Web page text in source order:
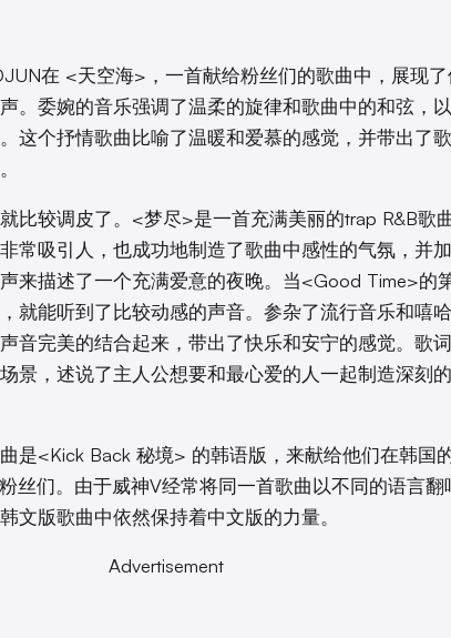
在 <天空海>，一首献给粉丝们的歌曲中，展现
。委婉的音乐强调了温柔的旋律和歌曲中的和弦，
这个抒情歌曲比喻了温暖和爱慕的感觉，并带出了
比较调皮了。<梦尽>是一首充满美丽的trap R&B歌曲
常吸引人，也成功地制造了歌曲中感性的气氛，并
来描述了一个充满爱意的夜晚。当<Good Time>的
就能听到了比较动感的声音。参杂了流行音乐和嘻
音完美的结合起来，带出了快乐和安宁的感觉。歌
景，述说了主人公想要和最心爱的人一起制造深刻
是<Kick Back 秘境> 的韩语版，来献给他们在韩国
丝们。由于威神V经常将同一首歌曲以不同的语言翻
文版歌曲中依然保持着中文版的力量。
Advertisement